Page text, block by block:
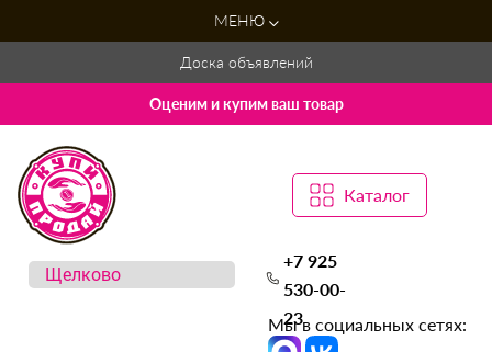
МЕНЮ
Доска объявлений
Оценим и купим ваш товар
Каталог
+7 925
530-00-
23
Мы в социальных сетях: